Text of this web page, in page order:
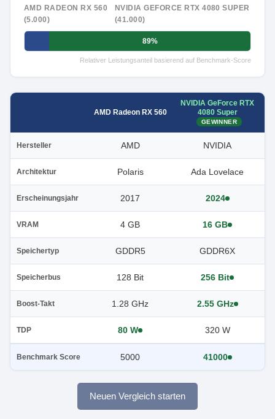
AMD RADEON RX 560
(5.000)
NVIDIA GEFORCE RTX 4080 SUPER
(41.000)
89%
Relativer Leistungsanteil basierend auf Benchmark-Score
AMD Radeon RX 560
NVIDIA GeForce RTX
4080 Super
GEWINNER
Hersteller AMD NVIDIA
Architektur Polaris Ada Lovelace
Erscheinungsjahr 2017 2024
VRAM 4 GB 16 GB
Speichertyp GDDR5 GDDR6X
Speicherbus 128 Bit 256 Bit
Boost-Takt 1.28 GHz 2.55 GHz
TDP 80 W 320 W
Benchmark Score 5000 41000
Neuen Vergleich starten